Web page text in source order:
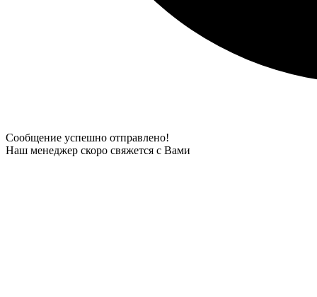
Сообщение успешно отправлено!
Наш менеджер скоро свяжется с Вами